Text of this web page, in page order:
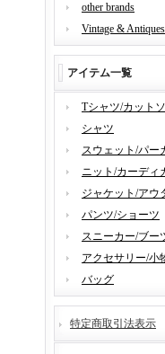
other brands
Vintage & Antiques
アイテム一覧
Tシャツ/カット
シャツ
スウェット/パー
ニット/カーディ
ジャケット/アウ
パンツ/ショーツ
スニーカー/ブー
アクセサリー/小
バッグ
特定商取引法表示